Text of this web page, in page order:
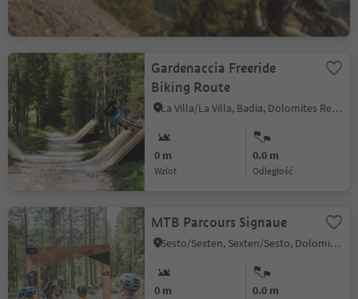
Wzlot odległość
Gardenaccia Freeride
Biking Route
La Villa/La Villa, Badia, Dolomites Region Alta Badia
0 m
Wzlot
0.0 m
odległość
MTB Parcours Signaue
Sesto/Sexten, Sexten/Sesto, Dolomites Region 3 Zinnen
0 m 0.0 m